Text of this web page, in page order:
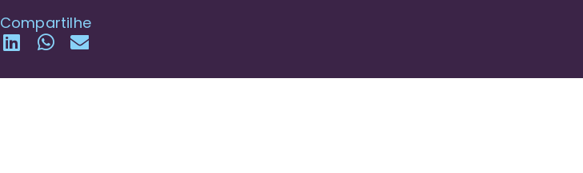
Compartilhe